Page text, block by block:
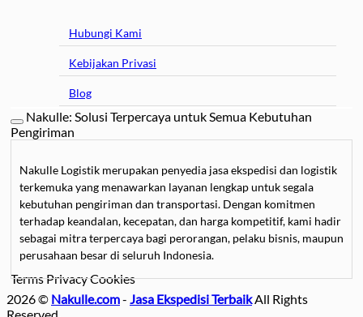
Hubungi Kami
Kebijakan Privasi
Blog
Nakulle: Solusi Terpercaya untuk Semua Kebutuhan
Pengiriman
Nakulle Logistik merupakan penyedia jasa ekspedisi dan logistik
terkemuka yang menawarkan layanan lengkap untuk segala
kebutuhan pengiriman dan transportasi. Dengan komitmen
terhadap keandalan, kecepatan, dan harga kompetitif, kami hadir
sebagai mitra terpercaya bagi perorangan, pelaku bisnis, maupun
perusahaan besar di seluruh Indonesia.
Kami mengkhususkan diri dalam
dari paket kecil hingga kargo besar, dengan pilihan layanan darat,
TermsPrivacyCookies
2026 © Nakulle.com- Jasa Ekspedisi TerbaikAll Rights
Reserved.